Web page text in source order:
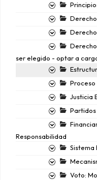
ser elegido - optar a
Justicia
Responsabilidad
Sistema
Voto: